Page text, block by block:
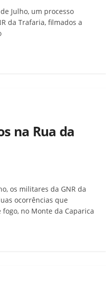
Julho, um processo
da Trafaria, filmados a
na Rua da
os militares da GNR da
ocorrências que
no Monte da Caparica